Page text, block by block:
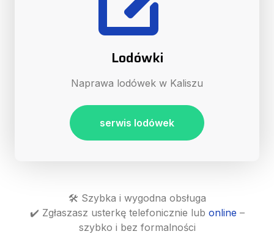
Lodówki
Naprawa lodówek w Kaliszu
serwis lodówek
🛠️ Szybka i wygodna obsługa
✔️ Zgłaszasz usterkę telefonicznie lub online –
szybko i bez formalności